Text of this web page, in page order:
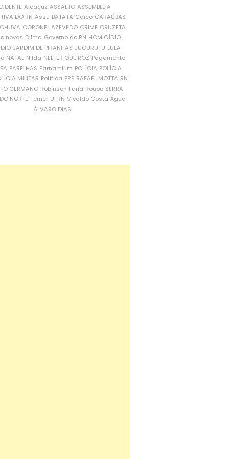
Alcaçuz ASSALTO ASSEMBLEIA
DO RN Assu BATATA Caicó CARAÚBAS
CORONEL AZEVEDO CRIME CRUZETA
novos Dilma Governo do RN HOMICÍDIO
JARDIM DE PIRANHAS JUCURUTU LULA
NATAL Nilda NÉLTER QUEIROZ Pagamento
PARELHAS Parnamirim POLÍCIA POLÍCIA
MILITAR Política PRF RAFAEL MOTTA RN
GERMANO Robinson Faria Roubo SERRA
NORTE Temer UFRN Vivaldo Costa Água
ÁLVARO DIAS